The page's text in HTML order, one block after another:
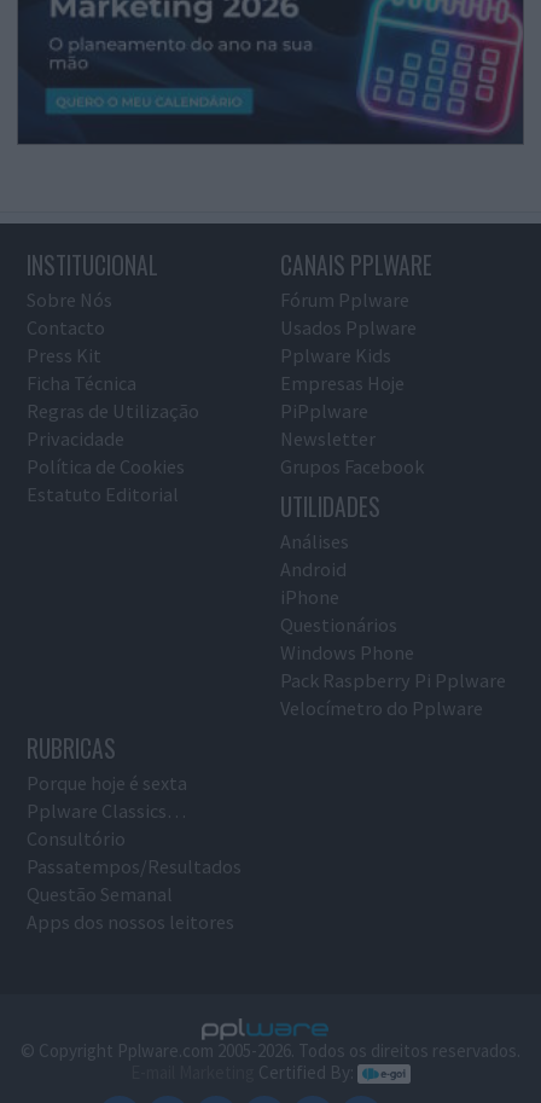
INSTITUCIONAL
Sobre Nós
Contacto
Press Kit
Ficha Técnica
Regras de Utilização
Privacidade
Política de Cookies
Estatuto Editorial
CANAIS PPLWARE
Fórum Pplware
Usados Pplware
Pplware Kids
Empresas Hoje
PiPplware
Newsletter
Grupos Facebook
UTILIDADES
Análises
Android
iPhone
Questionários
Windows Phone
Pack Raspberry Pi Pplware
Velocímetro do Pplware
RUBRICAS
Porque hoje é sexta
Pplware Classics…
Consultório
Passatempos/Resultados
Questão Semanal
Apps dos nossos leitores
© Copyright Pplware.com 2005-2026. Todos os direitos reservados.
Certified By: